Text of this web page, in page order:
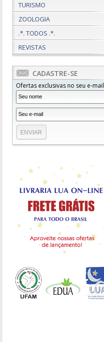
TURISMO
ZOOLOGIA
.*. TODOS .*.
REVISTAS
CADASTRE-SE
Ofertas exclusivas no seu e-mail